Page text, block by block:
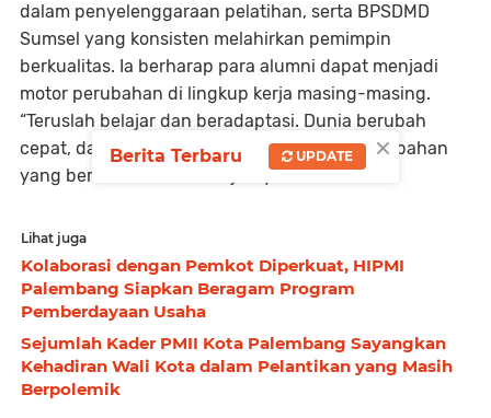
dalam penyelenggaraan pelatihan, serta BPSDMD
Sumsel yang konsisten melahirkan pemimpin
berkualitas. Ia berharap para alumni dapat menjadi
motor perubahan di lingkup kerja masing-masing.
“Teruslah belajar dan beradaptasi. Dunia berubah
cepat, dan ASN harus siap menjadi agen perubahan
yang berorientasi hasil,” ujarnya.
Lihat juga
Kolaborasi dengan Pemkot Diperkuat, HIPMI
Palembang Siapkan Beragam Program
Pemberdayaan Usaha
Sejumlah Kader PMII Kota Palembang Sayangkan
Kehadiran Wali Kota dalam Pelantikan yang Masih
Berpolemik
×
Berita Terbaru UPDATE